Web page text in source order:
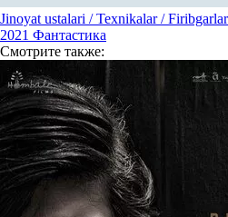
Jinoyat ustalari / Texnikalar /
2021 Фантастика
Смотрите также: